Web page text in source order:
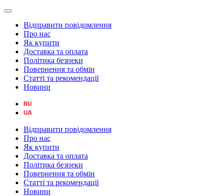
Відправити повідомлення
Про нас
Як купити
Доставка та оплата
Політика безпеки
Повернення та обмін
Статті та рекомендації
Новини
Відправити повідомлення
Про нас
Як купити
Доставка та оплата
Політика безпеки
Повернення та обмін
Статті та рекомендації
Новини